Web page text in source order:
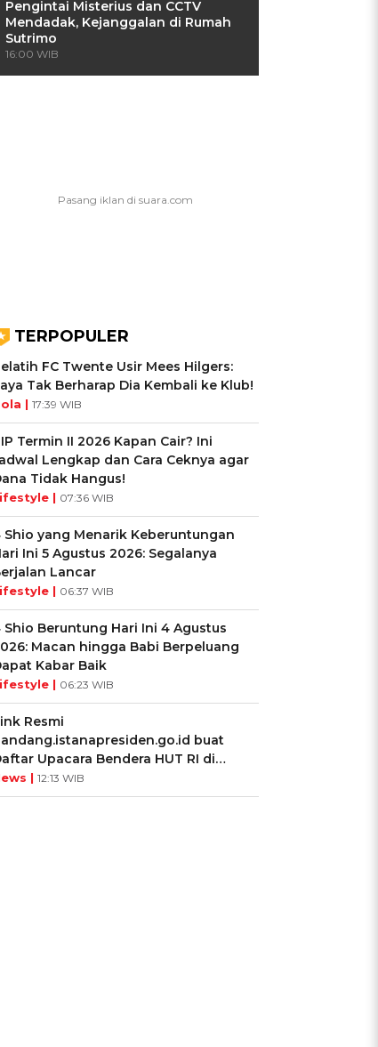
Pengintai Misterius dan CCTV
Mendadak, Kejanggalan di Rumah
Sutrimo
16:00 WIB
TERPOPULER
FC Twente Usir Mees Hilgers:
Tak Berharap Dia Kembali ke Klub!
| 17:39 WIB
Termin II 2026 Kapan Cair? Ini
Lengkap dan Cara Ceknya agar
Tidak Hangus!
| 07:36 WIB
Shio yang Menarik Keberuntungan
Ini 5 Agustus 2026: Segalanya
Lancar
| 06:37 WIB
Shio Beruntung Hari Ini 4 Agustus
Macan hingga Babi Berpeluang
Kabar Baik
| 06:23 WIB
Resmi
buat
Upacara Bendera HUT RI di
Negara
| 12:13 WIB